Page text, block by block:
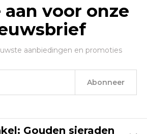
aan voor onze
aanbiedingen en promoties
Abonneer
Gouden sieraden